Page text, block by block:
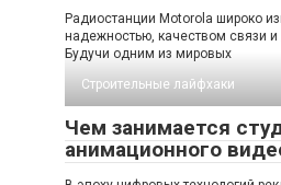
Радиостанции Motorola широко
надежностью, качеством связи и
Будучи одним из мировых
Строительные лайфхаки
Чем занимается
анимационного